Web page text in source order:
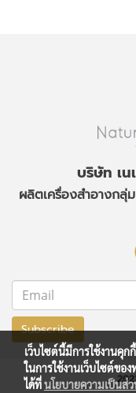
บริษัท เน
ผลิตเครื่องสำอางกลุ่
Subscribe
เว็บไซต์นี้มีการใช้งานคุ
ในการใช้งานเว็บไซต์ขอ
ได้ที่นโยบายความเป็นส่